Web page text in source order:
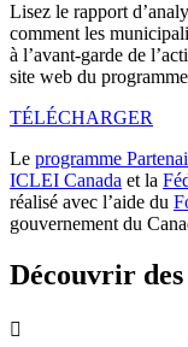
Lisez le rapport
comment les
à l’avant-garde de
site web du
TÉLÉCHARGER
Le programme
ICLEI Canada et la
réalisé avec l’aide du
gouvernement du
Découvrir des
